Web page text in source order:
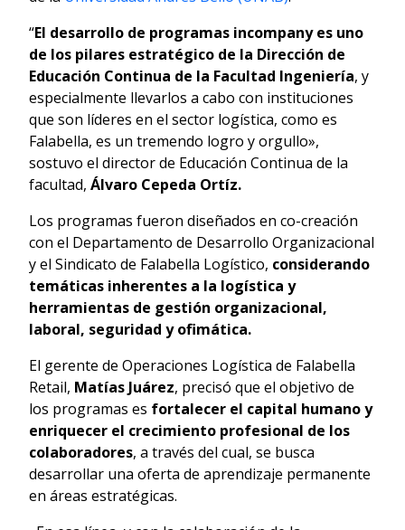
“El desarrollo de programas incompany es uno
de los pilares estratégico de la Dirección de
Educación Continua de la Facultad Ingeniería, y
especialmente llevarlos a cabo con instituciones
que son líderes en el sector logística, como es
Falabella, es un tremendo logro y orgullo»,
sostuvo el director de Educación Continua de la
facultad, Álvaro Cepeda Ortíz.
Los programas fueron diseñados en co-creación
con el Departamento de Desarrollo Organizacional
y el Sindicato de Falabella Logístico, considerando
temáticas inherentes a la logística y
herramientas de gestión organizacional,
laboral, seguridad y ofimática.
El gerente de Operaciones Logística de Falabella
Retail, Matías Juárez, precisó que el objetivo de
los programas es fortalecer el capital humano y
enriquecer el crecimiento profesional de los
colaboradores, a través del cual, se busca
desarrollar una oferta de aprendizaje permanente
en áreas estratégicas.